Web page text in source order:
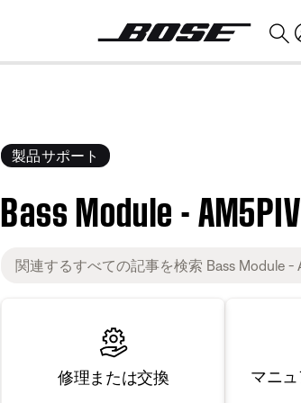
製品サポート
Bass Module -
修理または交換
マニ